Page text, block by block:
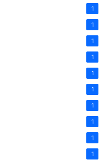
1
1
1
1
1
1
1
1
1
1